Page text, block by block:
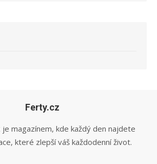
Ferty.cz
magazínem, kde každý den najdete
které zlepší váš každodenní život.